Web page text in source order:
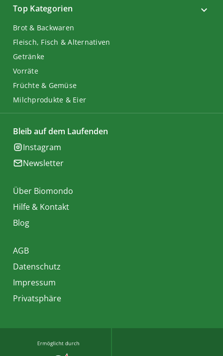
Top Kategorien
Brot & Backwaren
Fleisch, Fisch & Alternativen
Getränke
Vorräte
Früchte & Gemüse
Milchprodukte & Eier
Bleib auf dem Laufenden
Instagram
Newsletter
Über Biomondo
Hilfe & Kontakt
Blog
AGB
Datenschutz
Impressum
Privatsphäre